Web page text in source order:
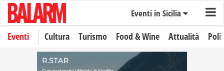
Eventi in Sicilia
Eventi Cultura Turismo Food & Wine Attualità